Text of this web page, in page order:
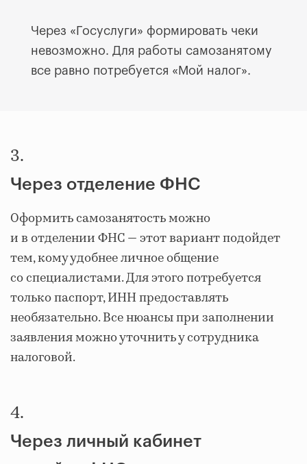
Через «Госуслуги» формировать чеки
невозможно. Для работы самозанятому
все равно потребуется «Мой налог».
3.
Через отделение ФНС
Оформить самозанятость можно
и в отделении ФНС — этот вариант подойдет
тем, кому удобнее личное общение
со специалистами. Для этого потребуется
только паспорт, ИНН предоставлять
необязательно. Все нюансы при заполнении
заявления можно уточнить у сотрудника
налоговой.
4.
Через личный кабинет